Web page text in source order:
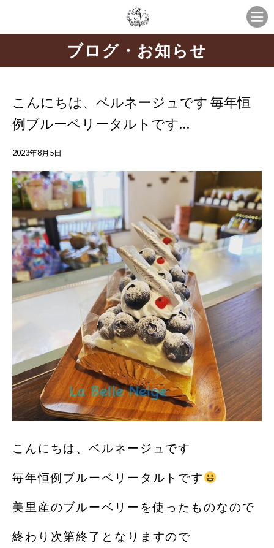
ブログ・お知らせ
こんにちは、ベルネージュです 毎年恒
例ブルーベリータルトです…
2023年8月5日
こんにちは、ベルネージュです
毎年恒例ブルーベリータルトです
美里産のブルーベリーを使ったものなので
終わり次第終了となりますので